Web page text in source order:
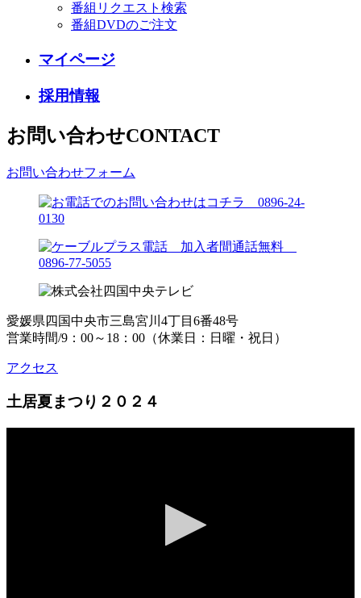
番組リクエスト検索
番組DVDのご注文
マイページ
採用情報
お問い合わせCONTACT
お問い合わせフォーム
愛媛県四国中央市三島宮川4丁目6番48号
営業時間/9：00～18：00（休業日：日曜・祝日）
アクセス
土居夏まつり２０２４